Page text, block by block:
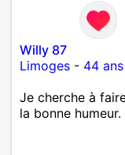
Willy 87
Limoges - 44 ans
Je cherche à
la bonne humeur.